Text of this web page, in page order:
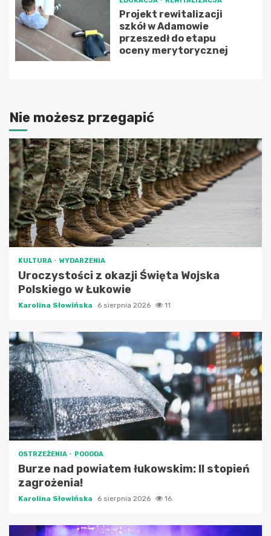
Projekt rewitalizacji
szkół w Adamowie
przeszedł do etapu
oceny merytorycznej
Nie możesz przegapić
KULTURA WYDARZENIA
Uroczystości z okazji Święta Wojska
Polskiego w Łukowie
Karolina Słowińska 6 sierpnia 2026 11
OSTRZEŻENIA POGODA
Burze nad powiatem łukowskim: II stopień
zagrożenia!
Karolina Słowińska 6 sierpnia 2026 16